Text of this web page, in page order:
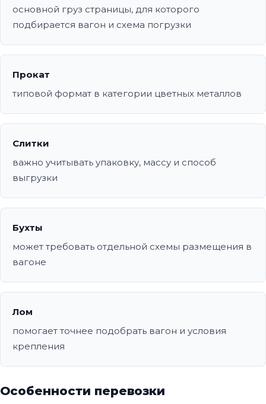
основной груз страницы, для которого
подбирается вагон и схема погрузки
Прокат
типовой формат в категории цветных металлов
Слитки
важно учитывать упаковку, массу и способ
выгрузки
Бухты
может требовать отдельной схемы размещения в
вагоне
Лом
помогает точнее подобрать вагон и условия
крепления
Особенности перевозки